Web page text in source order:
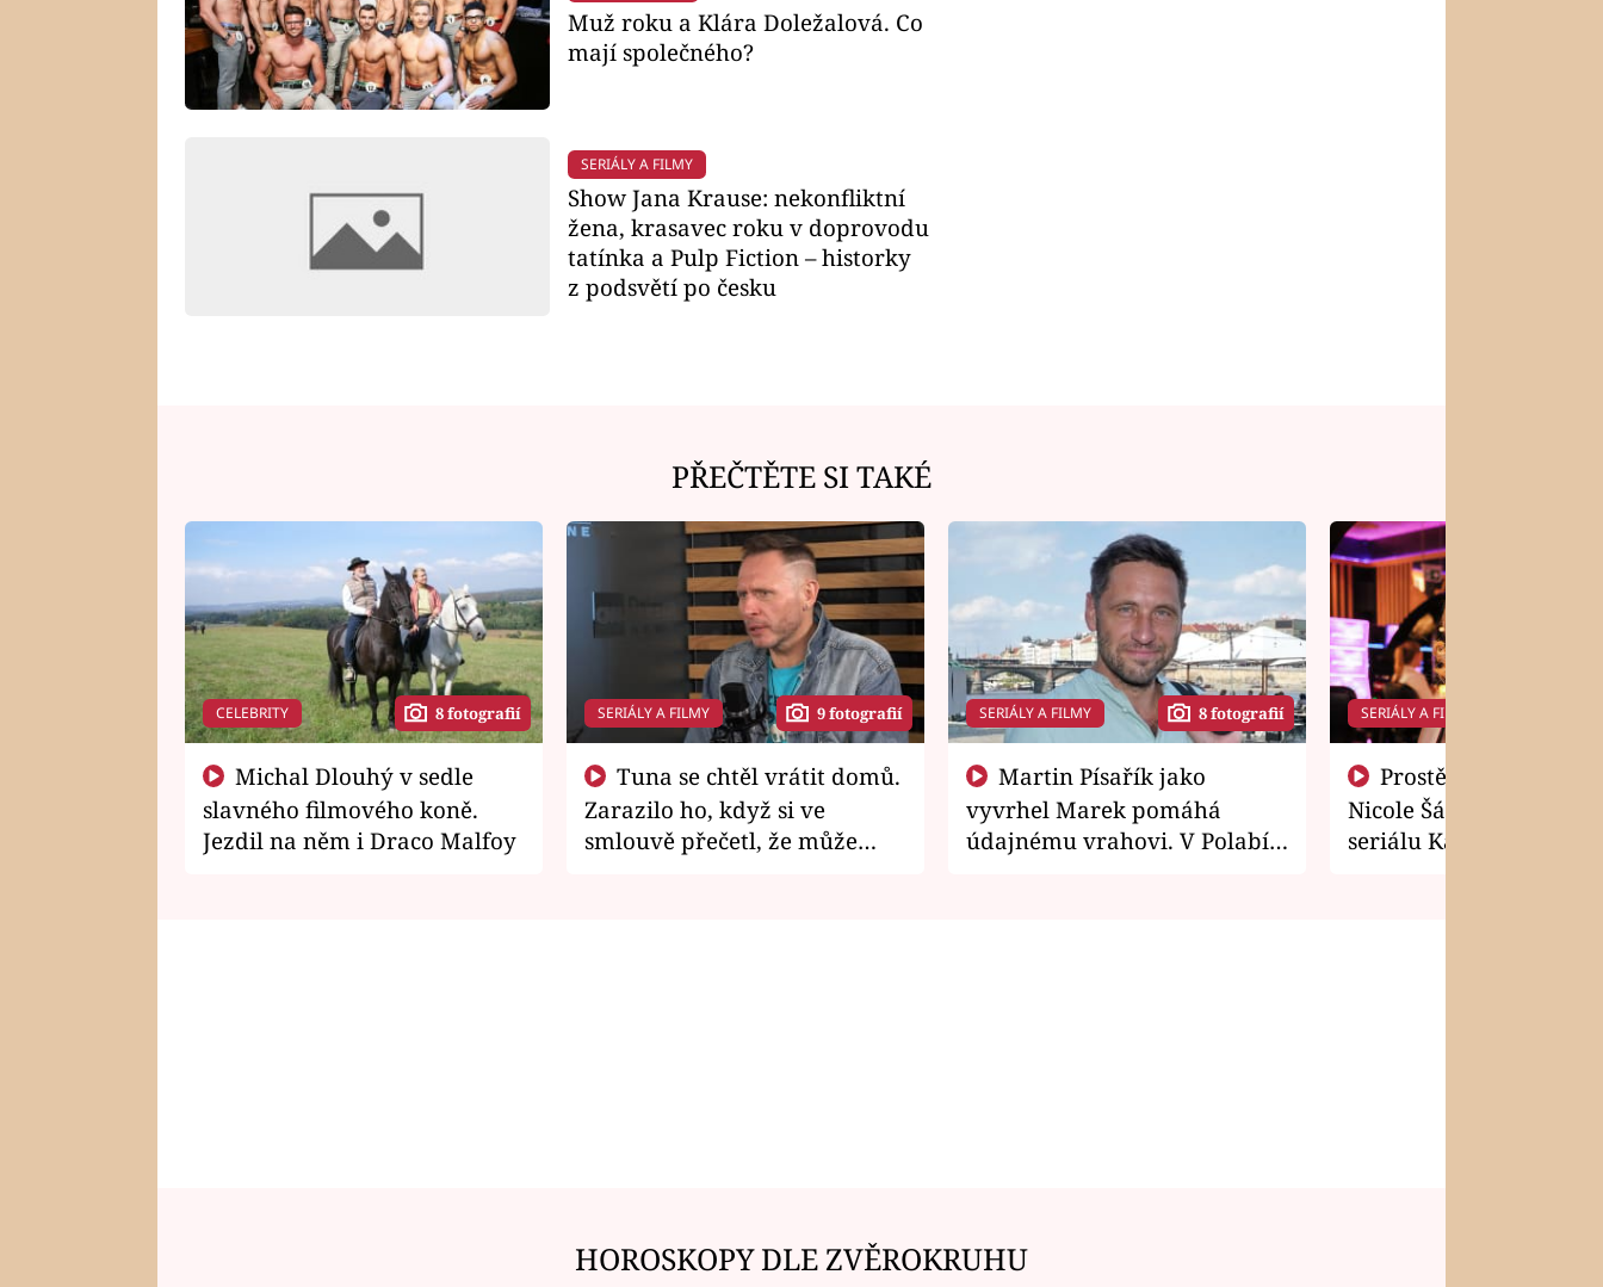
Muž roku a Klára Doležalová. Co
mají společného?
SERIÁLY A FILMY
Show Jana Krause: nekonfliktní
žena, krasavec roku v doprovodu
tatínka a Pulp Fiction – historky
z podsvětí po česku
PŘEČTĚTE SI TAKÉ
CELEBRITY 8 fotografií
slavného filmového koně.
Jezdil na něm i Draco Malfoy
SERIÁLY A FILMY 9 fotografií
Zarazilo ho, když si ve
smlouvě přečetl, že může
SERIÁLY A FILMY 8 fotografií
vyvrhel Marek pomáhá
údajnému vrahovi. V Polabí
SERIÁLY A FILMY
Nicole Šáchová získala
seriálu Kamarádi
HOROSKOPY DLE ZVĚROKRUHU